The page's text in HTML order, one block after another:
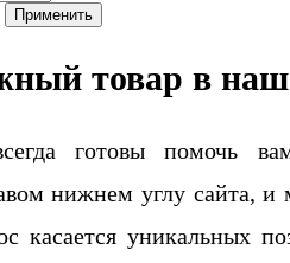
Применить
товар в
готовы помочь
нижнем углу сайта, и
касается уникальных